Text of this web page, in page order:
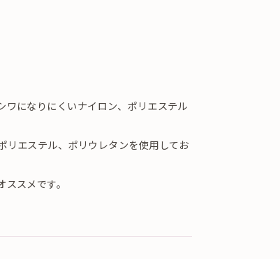
ワになりにくいナイロン、ポリエステル
リエステル、ポリウレタンを使用してお
スメです。